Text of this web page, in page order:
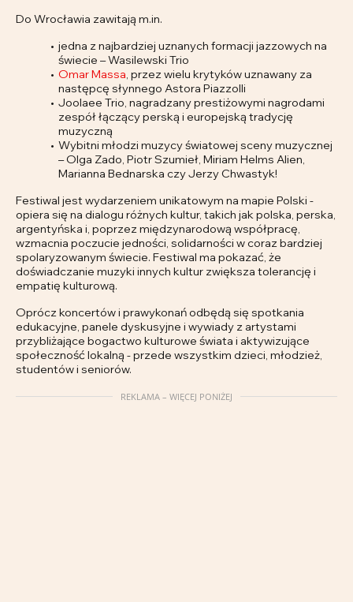
Do Wrocławia zawitają m.in.
jedna z najbardziej uznanych formacji jazzowych na
świecie – Wasilewski Trio
Omar Massa , przez wielu krytyków uznawany za
następcę słynnego Astora Piazzolli
Joolaee Trio, nagradzany prestiżowymi nagrodami
zespół łączący perską i europejską tradycję
muzyczną
Wybitni młodzi muzycy światowej sceny muzycznej
– Olga Zado, Piotr Szumieł, Miriam Helms Alien,
Marianna Bednarska czy Jerzy Chwastyk!
Festiwal jest wydarzeniem unikatowym na mapie Polski -
opiera się na dialogu różnych kultur, takich jak polska, perska,
argentyńska i, poprzez międzynarodową współpracę,
wzmacnia poczucie jedności, solidarności w coraz bardziej
spolaryzowanym świecie. Festiwal ma pokazać, że
doświadczanie muzyki innych kultur zwiększa tolerancję i
empatię kulturową.
Oprócz koncertów i prawykonań odbędą się spotkania
edukacyjne, panele dyskusyjne i wywiady z artystami
przybliżające bogactwo kulturowe świata i aktywizujące
społeczność lokalną - przede wszystkim dzieci, młodzież,
studentów i seniorów.
REKLAMA – WIĘCEJ PONIŻEJ